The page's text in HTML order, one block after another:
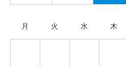
月 火 水 木